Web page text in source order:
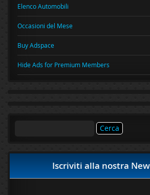
Elenco Automobili
Occasioni del Mese
Buy Adspace
Hide Ads for Premium Members
Iscriviti alla nostra